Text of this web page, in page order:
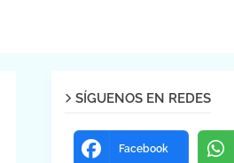
SÍGUENOS EN REDES
Facebook